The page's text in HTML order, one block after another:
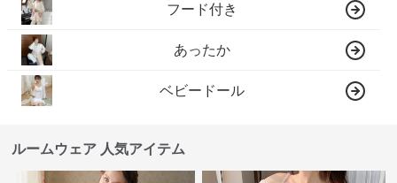
フード付き
あったか
ベビードール
ルームウェア 人気アイテム